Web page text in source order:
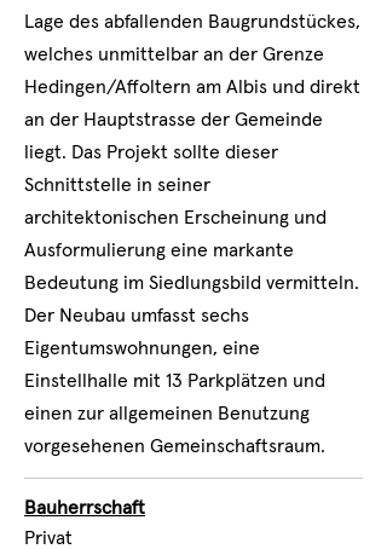
Lage des abfallenden Baugrundstückes,
welches unmittelbar an der Grenze
Hedingen/Affoltern am Albis und direkt
an der Hauptstrasse der Gemeinde
liegt. Das Projekt sollte dieser
Schnittstelle in seiner
architektonischen Erscheinung und
Ausformulierung eine markante
Bedeutung im Siedlungsbild vermitteln.
Der Neubau umfasst sechs
Eigentumswohnungen, eine
Einstellhalle mit 13 Parkplätzen und
einen zur allgemeinen Benutzung
vorgesehenen Gemeinschaftsraum.
Bauherrschaft
Privat